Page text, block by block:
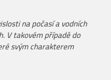
na počasí a vodních
V takovém případě do
svým charakterem